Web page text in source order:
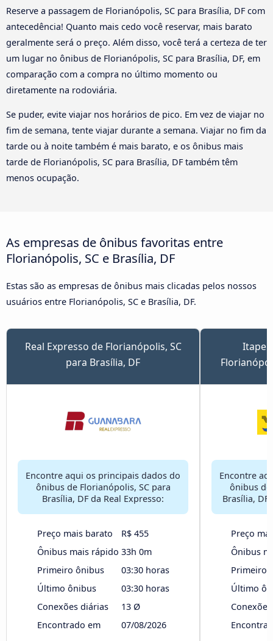
Reserve a passagem de Florianópolis, SC para Brasília, DF com
antecedência! Quanto mais cedo você reservar, mais barato
geralmente será o preço. Além disso, você terá a certeza de ter
um lugar no ônibus de Florianópolis, SC para Brasília, DF, em
comparação com a compra no último momento ou
diretamente na rodoviária.
Se puder, evite viajar nos horários de pico. Em vez de viajar no
fim de semana, tente viajar durante a semana. Viajar no fim da
tarde ou à noite também é mais barato, e os ônibus mais
tarde de Florianópolis, SC para Brasília, DF também têm
menos ocupação.
As empresas de ônibus favoritas entre
Florianópolis, SC e Brasília, DF
Estas são as empresas de ônibus mais clicadas pelos nossos
usuários entre Florianópolis, SC e Brasília, DF.
Real Expresso de Florianópolis, SC
para Brasília, DF
Encontre aqui os principais dados do
ônibus de Florianópolis, SC para
Brasília, DF da Real Expresso:
Preço mais barato
R$ 455
Ônibus mais rápido 33h 0m
Primeiro ônibus
03:30 horas
Último ônibus
03:30 horas
Conexões diárias
13 Ø
Encontrado em
07/08/2026
Encontre
ônibus de
Brasília,
Preço
Ônibus
Primeiro
Último